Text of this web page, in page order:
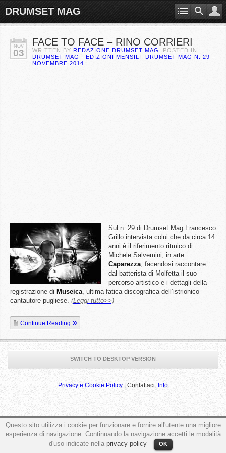
DRUMSET MAG
NOV
03
FACE TO FACE – RINO CORRIERI
WRITTEN BY REDAZIONE DRUMSET MAG
. POSTED IN
DRUMSET MAG - EDIZIONI MENSILI
DRUMSET MAG N. 29 –
NOVEMBRE 2014
Sul n. 29 di Drumset Mag Francesco
Grillo intervista colui che da circa 14
anni è il riferimento ritmico di
Michele Salvemini, in arte
Caparezza, facendosi raccontare
dal batterista di Molfetta il suo
percorso artistico e i dettagli della
registrazione di Museica, ultima fatica discografica dell’istrionico
cantautore pugliese. (Leggi tutto>>)
Continue Reading
SWITCH TO DESKTOP VERSION
Privacy e Cookie Policy| Contattaci: Info
Questo sito utilizza i cookie per funzionare e fornire all'utente una migliore
esperienza di navigazione. Continuando la navigazione accetti le modalità
d'uso indicate nella privacy policy OK
ga('send', 'pageview');